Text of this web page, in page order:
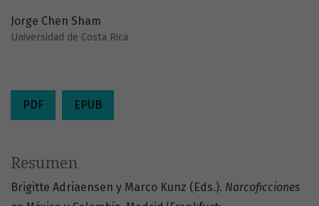
Jorge Chen Sham
Universidad de Costa Rica
PDF EPUB
Resumen
Brigitte Adriaensen y Marco Kunz (Eds.). Narcoficciones